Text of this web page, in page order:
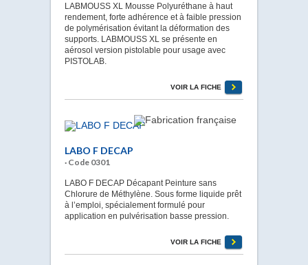
LABMOUSS XL Mousse Polyuréthane à haut
rendement, forte adhérence et à faible pression
de polymérisation évitant la déformation des
supports. LABMOUSS XL se présente en
aérosol version pistolable pour usage avec
PISTOLAB.
VOIR LA FICHE
LABO F DECAP
· Code 0301
LABO F DECAP Décapant Peinture sans
Chlorure de Méthylène. Sous forme liquide prêt
à l’emploi, spécialement formulé pour
application en pulvérisation basse pression.
VOIR LA FICHE